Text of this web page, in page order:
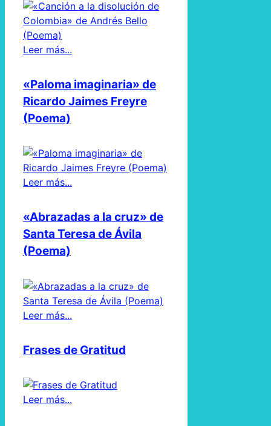
Leer más...
«Paloma imaginaria» de
Ricardo Jaimes Freyre
(Poema)
Leer más...
«Abrazadas a la cruz» de
Santa Teresa de Ávila
(Poema)
Leer más...
Frases de Gratitud
Leer más...